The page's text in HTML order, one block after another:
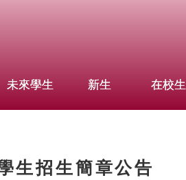
未來學生 新生 在校生
生招生簡章公告